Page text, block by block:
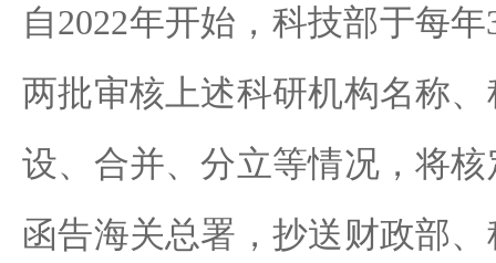
自2022年开始，科技部于每
两批审核上述科研机构名称
设、合并、分立等情况，将
函告海关总署，抄送财政部